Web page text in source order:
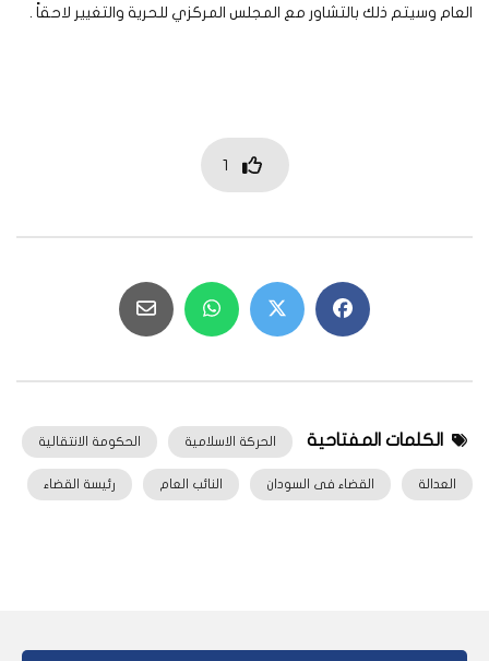
العام وسيتم ذلك بالتشاور مع المجلس المركزي للحرية والتغيير لاحقاً .
1
الكلمات المفتاحية الحركة الاسلامية الحكومة الانتقالية
العدالة القضاء فى السودان النائب العام رئيسة القضاء